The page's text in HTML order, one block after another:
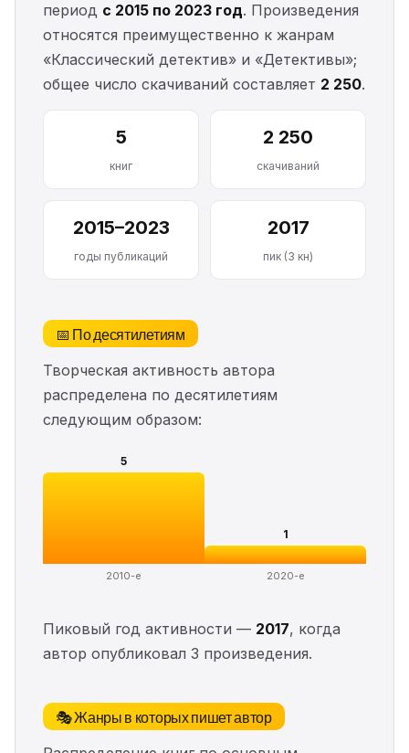
период с 2015 по 2023 год. Произведения
относятся преимущественно к жанрам
«Классический детектив» и «Детективы»;
общее число скачиваний составляет 2 250.
5
книг
2 250
скачиваний
2015–2023
годы публикаций
2017
пик (3 кн)
📅 По десятилетиям
Творческая активность автора
распределена по десятилетиям
следующим образом:
5
2010-е
1
2020-е
Пиковый год активности — 2017, когда
автор опубликовал 3 произведения.
🎭 Жанры в которых пишет автор